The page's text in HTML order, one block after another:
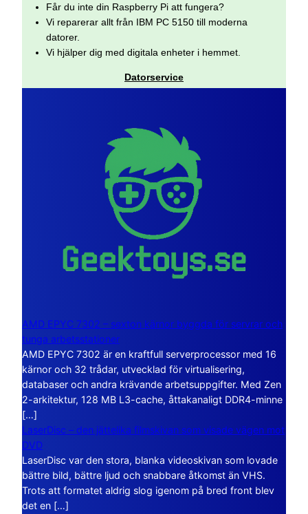
Får du inte din Raspberry Pi att fungera?
Vi reparerar allt från IBM PC 5150 till moderna
datorer.
Vi hjälper dig med digitala enheter i hemmet.
Datorservice
AMD EPYC 7302 – sexton kärnor byggda för servrar och
tunga arbetsstationer
AMD EPYC 7302 är en kraftfull serverprocessor med 16
kärnor och 32 trådar, utvecklad för virtualisering,
databaser och andra krävande arbetsuppgifter. Med Zen
2-arkitektur, 128 MB L3-cache, åttakanaligt DDR4-minne
[…]
LaserDisc – den jättelika filmskivan som visade vägen mot
DVD
LaserDisc var den stora, blanka videoskivan som lovade
bättre bild, bättre ljud och snabbare åtkomst än VHS.
Trots att formatet aldrig slog igenom på bred front blev
det en […]